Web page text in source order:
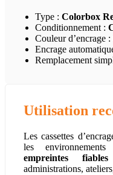
Type : Colorbox
Conditionnement :
Couleur d’encrage :
Encrage
Remplacement
Utilisation
Les cassettes
les environnements
empreintes
administrations,